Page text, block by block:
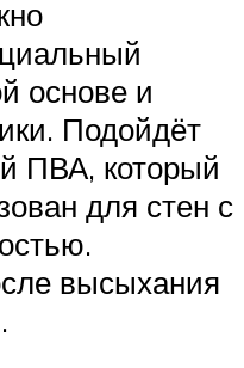
основе и
Подойдёт
ПВА, который
для стен с
высыхания